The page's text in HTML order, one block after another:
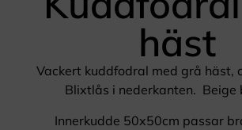
häst
Vackert kuddfodral med grå häst,
Blixtlås i nederkanten. Beige
Innerkudde 50x50cm passar